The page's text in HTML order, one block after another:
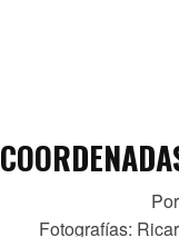
Fotografías: